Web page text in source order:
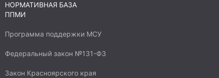
НОРМАТИВНАЯ БАЗА
ППМИ
Программа поддержки МСУ
Федеральный закон №131-ФЗ
Закон Красноярского края